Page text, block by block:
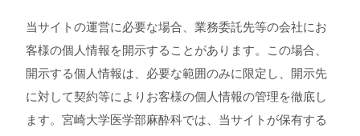
当サイトの運営に必要な場合、業務委託先等の会社にお
客様の個人情報を開示することがあります。この場合、
開示する個人情報は、必要な範囲のみに限定し、開示先
に対して契約等によりお客様の個人情報の管理を徹底し
ます。宮崎大学医学部麻酔科では、当サイトが保有する